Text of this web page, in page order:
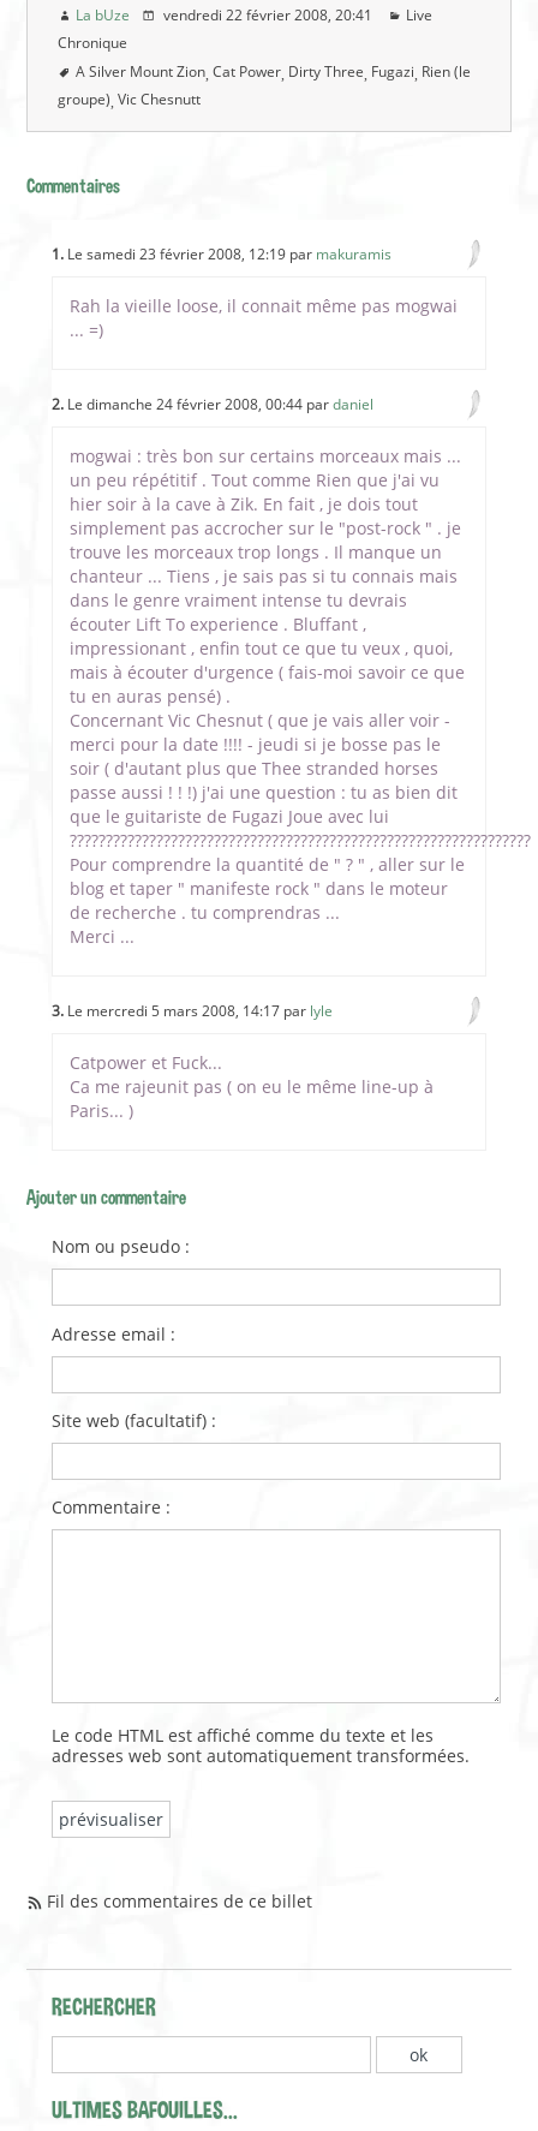
La bUze vendredi 22 février 2008 , 20:41
Live
Chronique
A Silver Mount Zion Cat Power Dirty Three Fugazi Rien (le
groupe) Vic Chesnutt
Commentaires
1.Le samedi 23 février 2008, 12:19 par makuramis
Rah la vieille loose, il connait même pas mogwai
... =)
2.Le dimanche 24 février 2008, 00:44 pardaniel
mogwai : très bon sur certains morceaux mais ...
un peu répétitif . Tout comme Rien que j'ai vu
hier soir à la cave à Zik. En fait , je dois tout
simplement pas accrocher sur le "post-rock " . je
trouve les morceaux trop longs . Il manque un
chanteur ... Tiens , je sais pas si tu connais mais
dans le genre vraiment intense tu devrais
écouter Lift To experience . Bluffant ,
impressionant , enfin tout ce que tu veux , quoi,
mais à écouter d'urgence ( fais-moi savoir ce que
tu en auras pensé) .
Concernant Vic Chesnut ( que je vais aller voir -
merci pour la date !!!! - jeudi si je bosse pas le
soir ( d'autant plus que Thee stranded horses
passe aussi ! ! !) j'ai une question : tu as bien dit
que le guitariste de Fugazi Joue avec lui
????????????????????????????????????????????????????????????????
Pour comprendre la quantité de " ? " , aller sur le
blog et taper " manifeste rock " dans le moteur
de recherche . tu comprendras ...
Merci ...
3.Le mercredi 5 mars 2008, 14:17 par lyle
Catpower et Fuck...
Ca me rajeunit pas ( on eu le même line-up à
Paris... )
Ajouter un commentaire
Nom ou pseudo :
Adresse email :
Site web (facultatif) :
Commentaire :
Le code HTML est affiché comme du texte et les
adresses web sont automatiquement transformées.
Fil des commentaires de ce billet
RECHERCHER
ULTIMES BAFOUILLES...